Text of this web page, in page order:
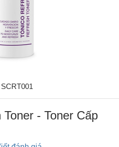
SCRT001
- Toner Cấp